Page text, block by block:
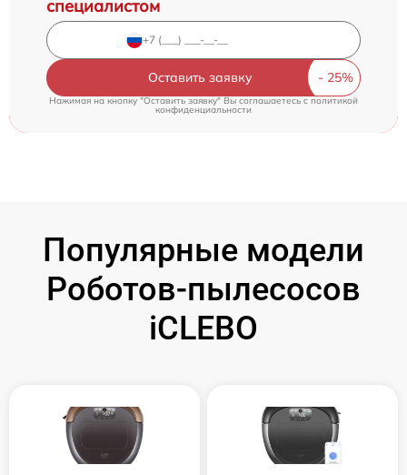
специалистом
Оставить заявку
Нажимая на кнопку "Оставить заявку" Вы соглашаетесь cполитикой
конфиденциальности
Популярные модели
Роботов-пылесосов
iCLEBO